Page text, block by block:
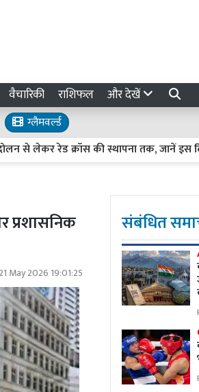
वैचारिकी राशिफल और देखें
ग्लैमवर्ल्ड
रेड क्रॉस की स्थापना तक, जानें इस दिन की
प्रशासनिक
21 May 2026 19:01:25
संबंधित